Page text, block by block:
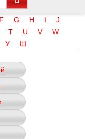
F G H I
J
T U V
W
У Ш